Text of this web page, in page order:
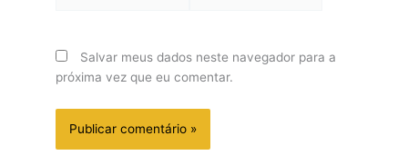
Salvar meus dados neste navegador para a
próxima vez que eu comentar.